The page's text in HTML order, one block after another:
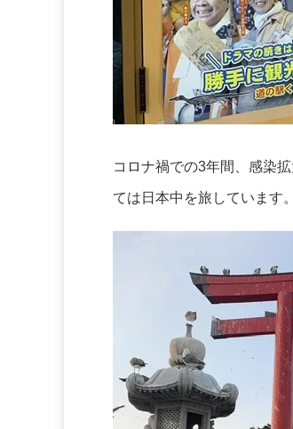
コロナ禍での3年間、感染
ては日本中を旅しています。